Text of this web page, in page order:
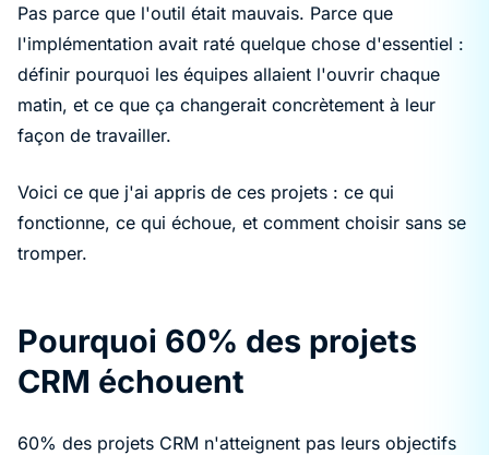
Pas parce que l'outil était mauvais. Parce que
l'implémentation avait raté quelque chose d'essentiel :
définir pourquoi les équipes allaient l'ouvrir chaque
matin, et ce que ça changerait concrètement à leur
façon de travailler.
Voici ce que j'ai appris de ces projets : ce qui
fonctionne, ce qui échoue, et comment choisir sans se
tromper.
Pourquoi 60% des projets
CRM échouent
60% des projets CRM n'atteignent pas leurs objectifs